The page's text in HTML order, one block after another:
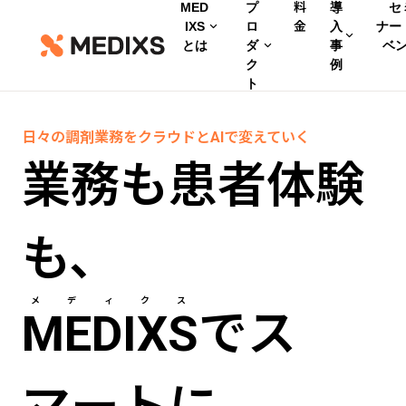
MED
IXS
とは
プ
ロ
ダ
ク
ト
料
金
導
入
事
例
セ
ナー
ベ
日々の調剤業務をクラウドとAIで変えていく
業務も患者体験
も、
MEDIXS
メディクス
でス